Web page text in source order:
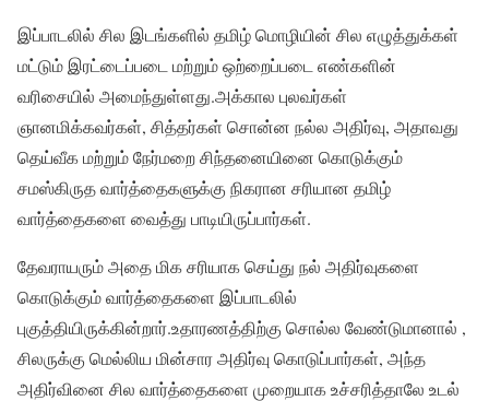
இப்பாடலில் சில இடங்களில் தமிழ் மொழியின் சில எழுத்துக்கள்
மட்டும் இரட்டைப்படை மற்றும் ஒற்றைப்படை எண்களின்
வரிசையில் அமைந்துள்ளது.அக்கால புலவர்கள்
ஞானமிக்கவர்கள், சித்தர்கள் சொன்ன நல்ல அதிர்வு, அதாவது
தெய்வீக மற்றும் நேர்மறை சிந்தனையினை கொடுக்கும்
சமஸ்கிருத வார்த்தைகளுக்கு நிகரான‌ சரியான தமிழ்
வார்த்தைகளை வைத்து பாடியிருப்பார்கள்.
தேவராயரும் அதை மிக சரியாக செய்து நல் அதிர்வுகளை
கொடுக்கும் வார்த்தைகளை இப்பாடலில்
புகுத்தியிருக்கின்றார்.உதாரணத்திற்கு சொல்ல வேண்டுமானால் ,
சிலருக்கு மெல்லிய மின்சார அதிர்வு கொடுப்பார்கள், அந்த
அதிர்வினை சில வார்த்தைகளை முறையாக உச்சரித்தாலே உடல்